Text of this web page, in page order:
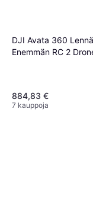
DJI Avata 360 Lennä
Enemmän RC 2
884,83 €
7 kauppoja